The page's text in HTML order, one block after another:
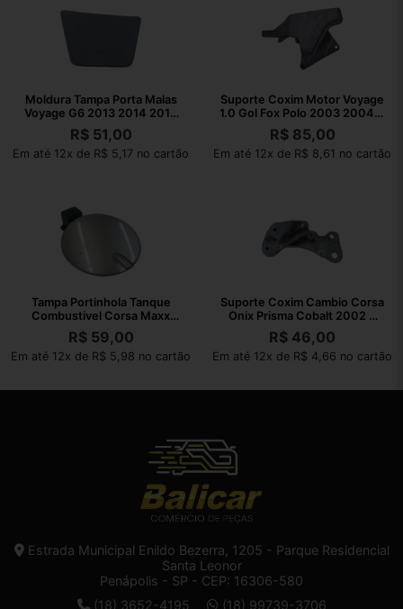
Moldura Tampa Porta Malas
Voyage G6 2013 2014 2015
2016
R$51,00
Em até 12x de R$ 5,17 no cartão
Suporte Coxim Motor Voyage
1.0 Gol Fox Polo 2003 2004 A
2021
R$85,00
Em até 12x de R$ 8,61 no cartão
Tampa Portinhola Tanque
Combustivel Corsa Maxx
2004 A 2012
R$59,00
Em até 12x de R$ 5,98 no cartão
Suporte Coxim Cambio Corsa
Onix Prisma Cobalt 2002 A
2010
R$ 46,00
Em até 12x de R$ 4,66 no cartão
Estrada Municipal Enildo Bezerra, 1205 - Parque Residencial
Santa Leonor
Penápolis - SP - CEP: 16306-580
(18) 3652-4195
(18) 99739-3706